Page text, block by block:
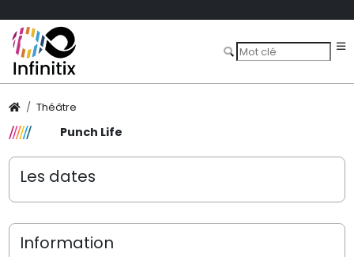
Théâtre
Punch Life
Les dates
Information